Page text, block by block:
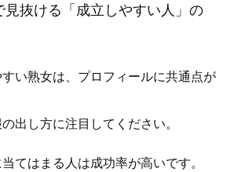
見抜ける「成立しやすい人」の
い熟女は、プロフィールに共通点が
出し方に注目してください。
てはまる人は成功率が高いです。